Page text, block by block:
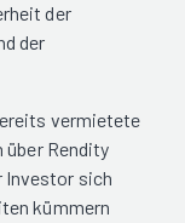
der
der
vermietete
Rendity
Investor sich
kümmern